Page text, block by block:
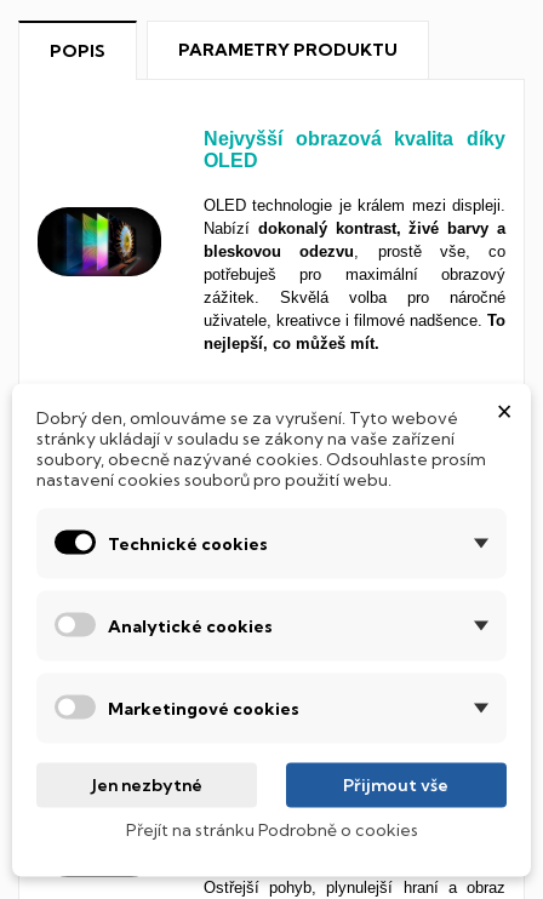
POPIS PARAMETRY PRODUKTU
Nejvyšší obrazová kvalita díky
OLED
OLED technologie je králem mezi displeji.
Nabízí dokonalý kontrast, živé barvy a
bleskovou odezvu , prostě vše, co
potřebuješ pro maximální obrazový
zážitek. Skvělá volba pro náročné
uživatele, kreativce i filmové nadšence. To
nejlepší, co můžeš mít.
Ještě více detailů s QHD
rozlišením
bohatší barevné přechody. Obraz působí
potrpí na kvalitu zobrazení.
Čím nižší číslo, tím rychlejší reakce
obrazovky na změnu scény, právě to je
že každý pixel reaguje téměř okamžitě,
Ostřejší pohyb, plynulejší hraní a obraz
×
Dobrý den, omlouváme se za vyrušení. Tyto webové
stránky ukládají v souladu se zákony na vaše zařízení
soubory, obecně nazývané cookies. Odsouhlaste prosím
nastavení cookies souborů pro použití webu.
Technické cookies
Analytické cookies
Marketingové cookies
Jen nezbytné Přijmout vše
Přejít na stránku Podrobně o cookies